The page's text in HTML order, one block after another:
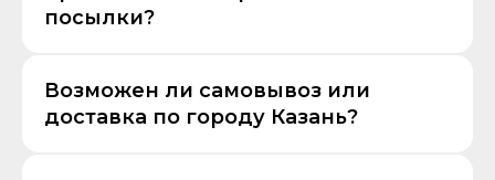
посылки?
Возможен ли самовывоз или
доставка по городу Казань?